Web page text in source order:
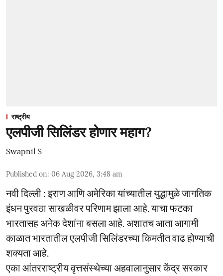
राष्ट्रीय
एलपीजी सिलिंडर होणार महाग?
Swapnil S
Published on: 06 Aug 2026, 3:48 am
नवी दिल्ली : इराण आणि अमेरिका यांच्यातील युद्धामुळे जागतिक
इंधन पुरवठा साखळीवर परिणाम झाला आहे. याचा फटका
भारतासह अनेक देशांना बसला आहे. अशातच आता आगामी
काळात भारतातील एलपीजी सिलिंडरच्या किमतीत वाढ होण्याची
शक्यता आहे.
एका आंतरराष्ट्रीय वृत्तसंस्थेच्या अहवालानुसार केंद्र सरकार